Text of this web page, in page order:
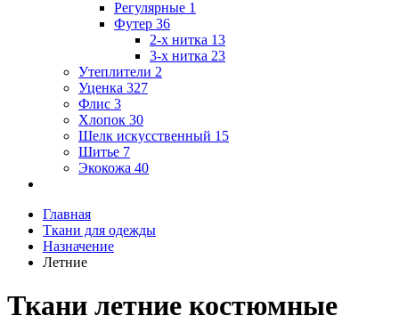
Регулярные 1
Футер 36
2-х нитка 13
3-х нитка 23
Утеплители 2
Уценка 327
Флис 3
Хлопок 30
Шелк искусственный 15
Шитье 7
Экокожа 40
Главная
Ткани для одежды
Назначение
Летние
Ткани летние костюмные